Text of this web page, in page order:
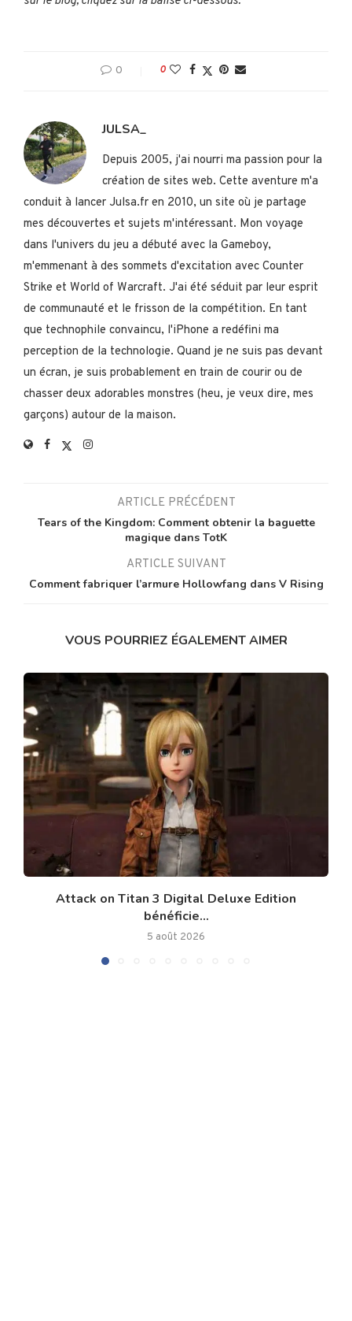
0 0
JULSA_
Depuis 2005, j'ai nourri ma passion pour la
création de sites web. Cette aventure m'a
conduit à lancer Julsa.fr en 2010, un site où je partage
mes découvertes et sujets m'intéressant. Mon voyage
dans l'univers du jeu a débuté avec la Gameboy,
m'emmenant à des sommets d'excitation avec Counter
Strike et World of Warcraft. J'ai été séduit par leur esprit
de communauté et le frisson de la compétition. En tant
que technophile convaincu, l'iPhone a redéfini ma
perception de la technologie. Quand je ne suis pas devant
un écran, je suis probablement en train de courir ou de
chasser deux adorables monstres (heu, je veux dire, mes
garçons) autour de la maison.
ARTICLE PRÉCÉDENT
Tears of the Kingdom: Comment obtenir la baguette
magique dans TotK
ARTICLE SUIVANT
Comment fabriquer l’armure Hollowfang dans V Rising
VOUS POURRIEZ ÉGALEMENT AIMER
Attack on Titan 3 Digital Deluxe Edition
bénéficie...
5 août 2026